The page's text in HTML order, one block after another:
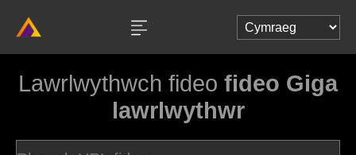
Lawrlwythwch fideo fideo Giga
lawrlwythwr